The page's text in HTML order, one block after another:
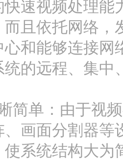
快速视频处理能
且依托网络，
心和能够连接
统的远程、集中
简单：由于视
、画面分割器等
使系统结构大为